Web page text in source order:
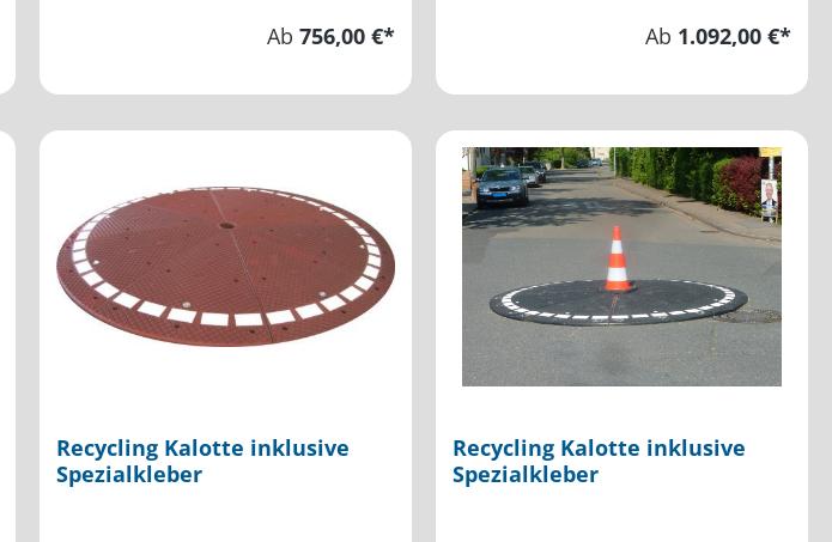
Ab 756,00 €* Ab 1.092,00 €*
Recycling Kalotte inklusive
Spezialkleber
Recycling Kalotte inklusive
Spezialkleber